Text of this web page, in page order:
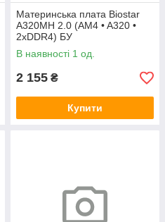
Материнська плата Biostar
A320MH 2.0 (AM4 • A320 •
2xDDR4) БУ
В наявності 1 од.
2 155 ₴
Купити